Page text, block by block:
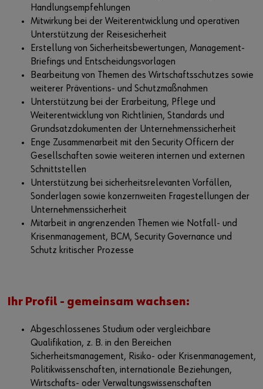
Handlungsempfehlungen
Mitwirkung bei der Weiterentwicklung und operativen
Unterstützung der Reisesicherheit
Erstellung von Sicherheitsbewertungen, Management-
Briefings und Entscheidungsvorlagen
Bearbeitung von Themen des Wirtschaftsschutzes sowie
weiterer Präventions- und Schutzmaßnahmen
Unterstützung bei der Erarbeitung, Pflege und
Weiterentwicklung von Richtlinien, Standards und
Grundsatzdokumenten der Unternehmenssicherheit
Enge Zusammenarbeit mit den Security Officern der
Gesellschaften sowie weiteren internen und externen
Schnittstellen
Unterstützung bei sicherheitsrelevanten Vorfällen,
Sonderlagen sowie konzernweiten Fragestellungen der
Unternehmenssicherheit
Mitarbeit in angrenzenden Themen wie Notfall- und
Krisenmanagement, BCM, Security Governance und
Schutz kritischer Prozesse
Ihr Profil - gemeinsam wachsen:
Abgeschlossenes Studium oder vergleichbare
Qualifikation, z. B. in den Bereichen
Sicherheitsmanagement, Risiko- oder Krisenmanagement,
Politikwissenschaften, internationale Beziehungen,
Wirtschafts- oder Verwaltungswissenschaften